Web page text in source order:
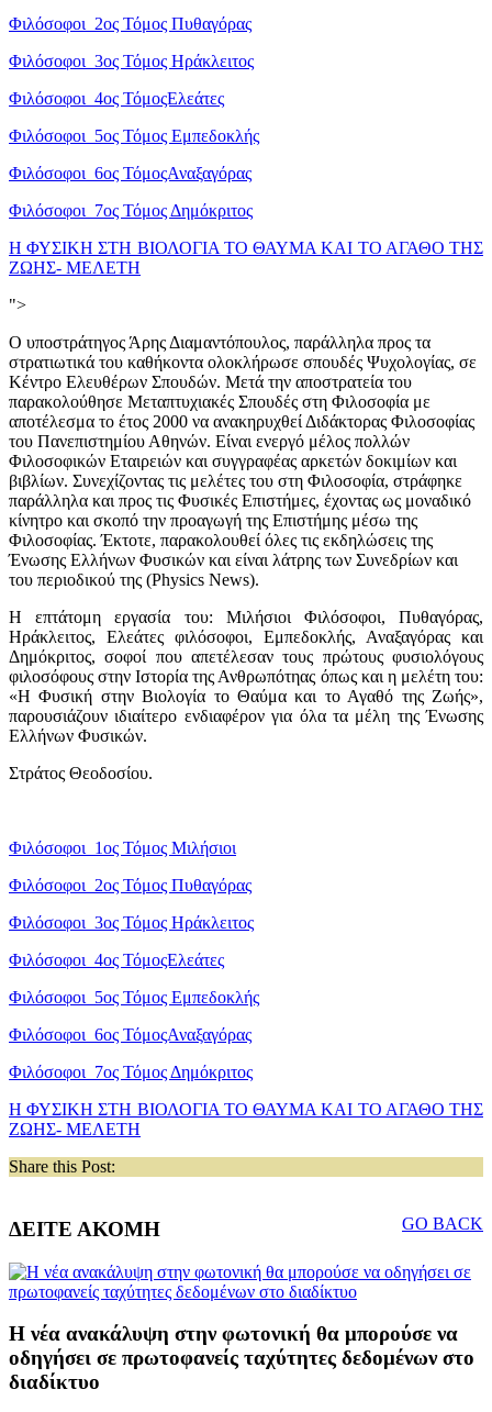
Φιλόσοφοι_2ος Τόμος Πυθαγόρας
Φιλόσοφοι_3ος Τόμος Ηράκλειτος
Φιλόσοφοι_4ος ΤόμοςΕλεάτες
Φιλόσοφοι_5ος Τόμος Εμπεδοκλής
Φιλόσοφοι_6ος ΤόμοςΑναξαγόρας
Φιλόσοφοι_7ος Τόμος Δημόκριτος
Η ΦΥΣΙΚΗ ΣΤΗ ΒΙΟΛΟΓΙΑ ΤΟ ΘΑΥΜΑ ΚΑΙ ΤΟ ΑΓΑΘΟ ΤΗΣ
ΖΩΗΣ- ΜΕΛΕΤΗ
">
Ο υποστράτηγος Άρης Διαμαντόπουλος, παράλληλα προς τα
στρατιωτικά του καθήκοντα ολοκλήρωσε σπουδές Ψυχολογίας, σε
Κέντρο Ελευθέρων Σπουδών. Μετά την αποστρατεία του
παρακολούθησε Μεταπτυχιακές Σπουδές στη Φιλοσοφία με
αποτέλεσμα το έτος 2000 να ανακηρυχθεί Διδάκτορας Φιλοσοφίας
του Πανεπιστημίου Αθηνών. Είναι ενεργό μέλος πολλών
Φιλοσοφικών Εταιρειών και συγγραφέας αρκετών δοκιμίων και
βιβλίων. Συνεχίζοντας τις μελέτες του στη Φιλοσοφία, στράφηκε
παράλληλα και προς τις Φυσικές Επιστήμες, έχοντας ως μοναδικό
κίνητρο και σκοπό την προαγωγή της Επιστήμης μέσω της
Φιλοσοφίας. Έκτοτε, παρακολουθεί όλες τις εκδηλώσεις της
Ένωσης Ελλήνων Φυσικών και είναι λάτρης των Συνεδρίων και
του περιοδικού της (Physics News).
Η επτάτομη εργασία του: Μιλήσιοι Φιλόσοφοι, Πυθαγόρας,
Ηράκλειτος, Ελεάτες φιλόσοφοι, Εμπεδοκλής, Αναξαγόρας και
Δημόκριτος, σοφοί που απετέλεσαν τους πρώτους φυσιολόγους
φιλοσόφους στην Ιστορία της Ανθρωπότηας όπως και η μελέτη του:
«Η Φυσική στην Βιολογία το Θαύμα και το Αγαθό της Ζωής»,
παρουσιάζουν ιδιαίτερο ενδιαφέρον για όλα τα μέλη της Ένωσης
Ελλήνων Φυσικών.
Στράτος Θεοδοσίου.
Φιλόσοφοι_1ος Τόμος Μιλήσιοι
Φιλόσοφοι_2ος Τόμος Πυθαγόρας
Φιλόσοφοι_3ος Τόμος Ηράκλειτος
Φιλόσοφοι_4ος ΤόμοςΕλεάτες
Φιλόσοφοι_5ος Τόμος Εμπεδοκλής
Φιλόσοφοι_6ος ΤόμοςΑναξαγόρας
Φιλόσοφοι_7ος Τόμος Δημόκριτος
Η ΦΥΣΙΚΗ ΣΤΗ ΒΙΟΛΟΓΙΑ ΤΟ ΘΑΥΜΑ ΚΑΙ ΤΟ ΑΓΑΘΟ ΤΗΣ
ΖΩΗΣ- ΜΕΛΕΤΗ
Share this Post:
GO BACK
ΔΕΙΤΕ ΑΚΟΜΗ
Η νέα ανακάλυψη στην φωτονική θα μπορούσε να
οδηγήσει σε πρωτοφανείς ταχύτητες δεδομένων στο
διαδίκτυο